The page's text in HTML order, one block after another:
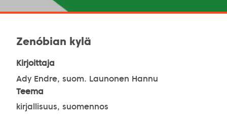
Zenóbian kylä
Kirjoittaja
Ady Endre, suom. Launonen Hannu
Teema
kirjallisuus, suomennos